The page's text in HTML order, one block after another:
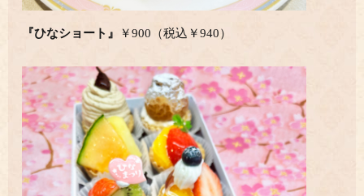
『ひなショート』 ￥900（税込￥940）